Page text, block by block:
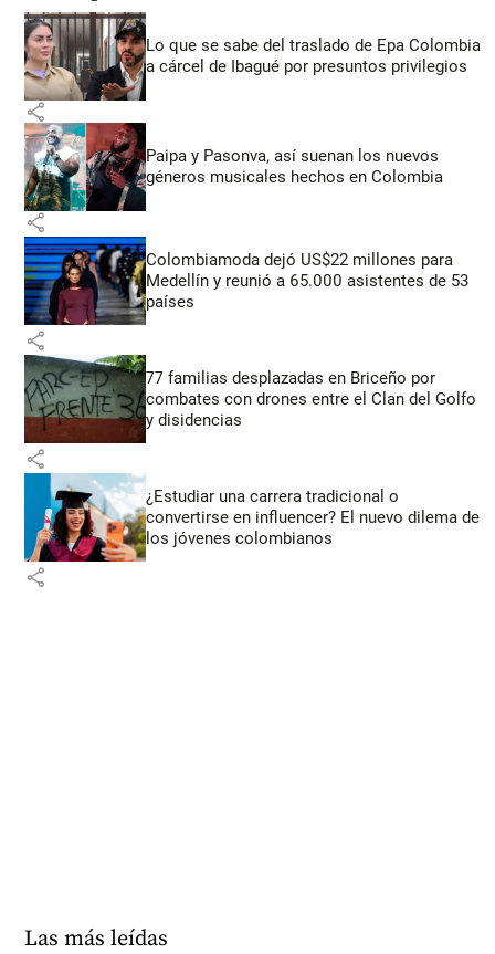
Lo que se sabe del traslado de Epa Colombia
a cárcel de Ibagué por presuntos privilegios
share
Paipa y Pasonva, así suenan los nuevos
géneros musicales hechos en Colombia
share
Colombiamoda dejó US$22 millones para
Medellín y reunió a 65.000 asistentes de 53
países
share
77 familias desplazadas en Briceño por
combates con drones entre el Clan del Golfo
y disidencias
share
¿Estudiar una carrera tradicional o
convertirse en influencer? El nuevo dilema de
los jóvenes colombianos
share
Las más leídas